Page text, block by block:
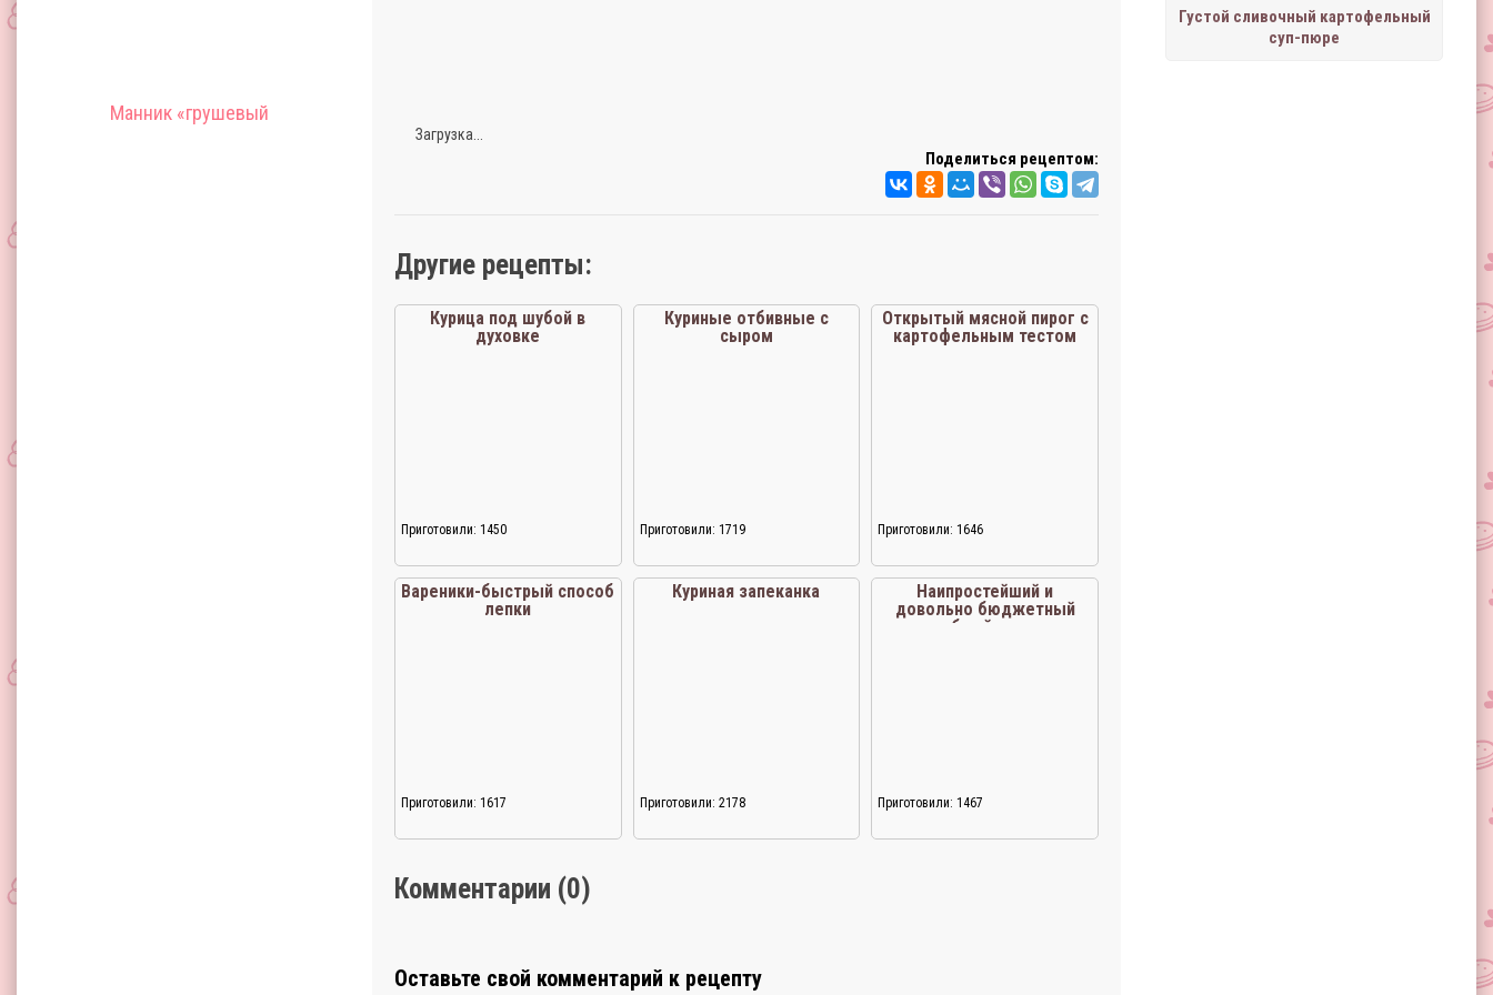
Манник «грушевый
Густой сливочный картофельный
суп-пюре
Загрузка...
Поделиться рецептом:
Другие рецепты:
Курица под шубой в
духовке
Приготовили: 1450
Куриные отбивные с
сыром
Приготовили: 1719
Открытый мясной пирог с
картофельным тестом
Приготовили: 1646
Вареники-быстрый способ
лепки
Приготовили: 1617
Куриная запеканка
Приготовили: 2178
Наипростейший и
довольно бюджетный
рыбный пирог
Приготовили: 1467
Комментарии (0)
Оставьте свой комментарий к рецепту